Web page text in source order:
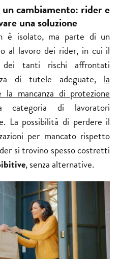
cambiamento: rider e
una soluzione
è isolato, ma parte di un
al lavoro dei rider, in cui il
tanti rischi affrontati
di tutele adeguate, la
mancanza di protezione
categoria di lavoratori
La possibilità di perdere il
per mancato rispetto
si trovino spesso costretti
, senza alternative.